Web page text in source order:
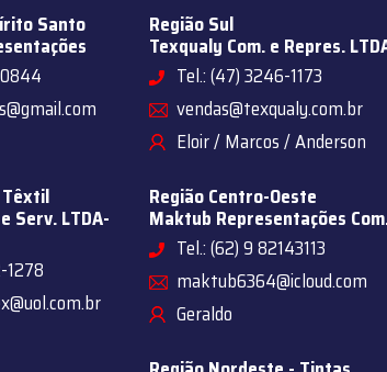
Santo Região Sul
Texqualy Com. e Repres.
Tel.: (47) 3246-1173
vendas@texqualy.com.br
Eloir / Marcos / Anderson
Têxtil
Serv. LTDA-
1278
Região Centro-Oeste
Maktub Representações
Tel.: (62) 9 82143113
maktub6364@icloud.com
Geraldo